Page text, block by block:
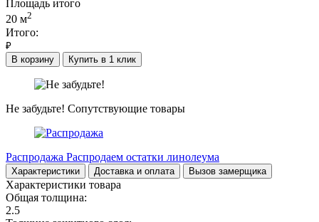
Площадь итого
20 м2
Итого:
₽
В корзину
Купить в 1 клик
Не забудьте! Сопутствующие товары
Распродажа Распродаем остатки линолеума
Характеристики Доставка и оплата Вызов замерщика
Характеристики товара
Общая толщина:
2.5